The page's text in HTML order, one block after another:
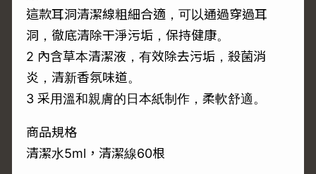
這款耳洞清潔線粗細合適，可以通過穿過耳
洞，徹底清除干淨污垢，保持健康。
2 內含草本清潔液，有效除去污垢，殺菌消
炎，清新香氛味道。
3 采用溫和親膚的日本紙制作，柔軟舒適。
商品規格
清潔水5ml，清潔線60根